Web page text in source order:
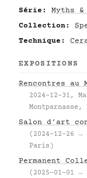
Série:
Myths &
Collection:
Technique:
EXPOSITIONS
Rencontres au
2024-12-31,
Salon d'art
(2024-12-26 →
Paris)
Permanent
(2025-01-01